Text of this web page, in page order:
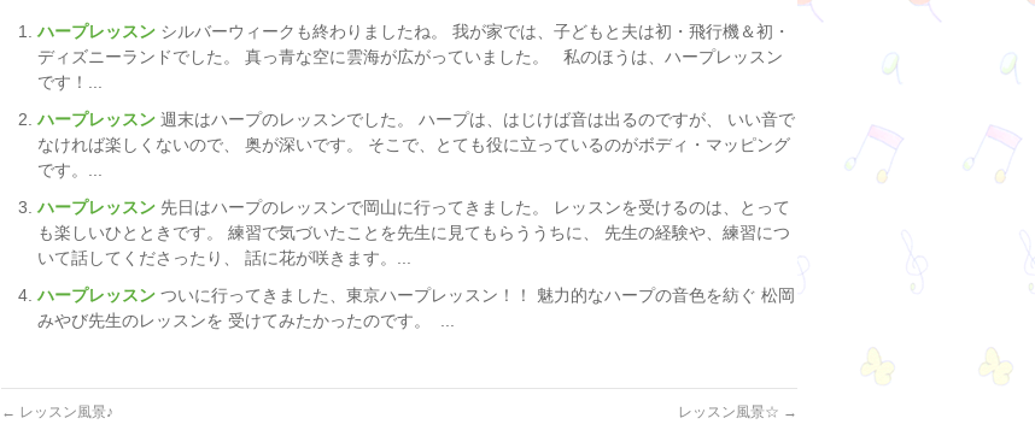
ハープレッスン シルバーウィークも終わりましたね。 我が家では、子どもと夫は初・飛行機＆初・
ディズニーランドでした。 真っ青な空に雲海が広がっていました。 私のほうは、ハープレッスン
です！...
ハープレッスン 週末はハープのレッスンでした。 ハープは、はじけば音は出るのですが、 いい音で
なければ楽しくないので、 奥が深いです。 そこで、とても役に立っているのがボディ・マッピング
です。...
ハープレッスン 先日はハープのレッスンで岡山に行ってきました。 レッスンを受けるのは、とって
も楽しいひとときです。 練習で気づいたことを先生に見てもらううちに、 先生の経験や、練習につ
いて話してくださったり、 話に花が咲きます。...
ハープレッスン ついに行ってきました、東京ハープレッスン！！ 魅力的なハープの音色を紡ぐ 松岡
みやび先生のレッスンを 受けてみたかったのです。 ...
← レッスン風景♪ レッスン風景☆ →